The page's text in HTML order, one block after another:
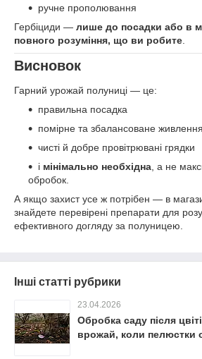
ручне прополювання
Гербіциди — лише до посадки або в
повного розуміння, що ви робите
Висновок
Гарний урожай полуниці — це:
правильна посадка
помірне та збалансоване живлення
чисті й добре провітрювані грядки
і мінімально необхідна, а не
обробок.
А якщо захист усе ж потрібен — в
знайдете перевірені препарати для
ефективного догляду за полуницею.
Інші статті рубрики
23.04.2026
Обробка саду після
врожай, коли пелюстки